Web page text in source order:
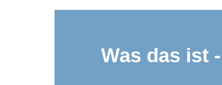
Was das ist